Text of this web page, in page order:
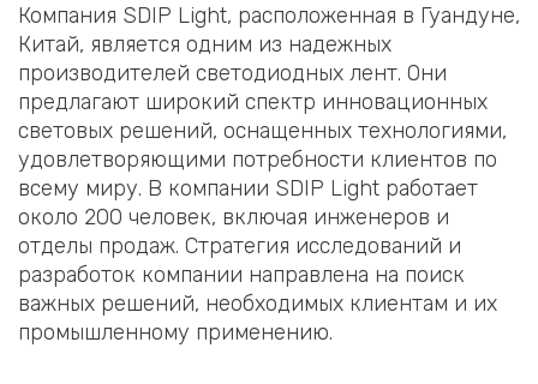
Компания SDIP Light, расположенная в Гуандуне,
Китай, является одним из надежных
производителей светодиодных лент. Они
предлагают широкий спектр инновационных
световых решений, оснащенных технологиями,
удовлетворяющими потребности клиентов по
всему миру. В компании SDIP Light работает
около 200 человек, включая инженеров и
отделы продаж. Стратегия исследований и
разработок компании направлена на поиск
важных решений, необходимых клиентам и их
промышленному применению.